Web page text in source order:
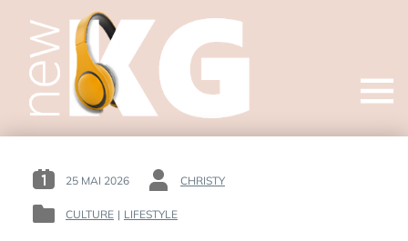
Open
POSTED
ON
25 MAI 2026
BY
CHRISTY
POSTED
CULTURE | LIFESTYLE